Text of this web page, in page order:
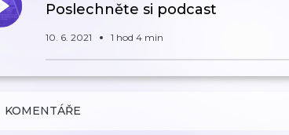
Poslechněte si podcast
10. 6. 2021 1 hod 4 min
KOMENTÁŘE